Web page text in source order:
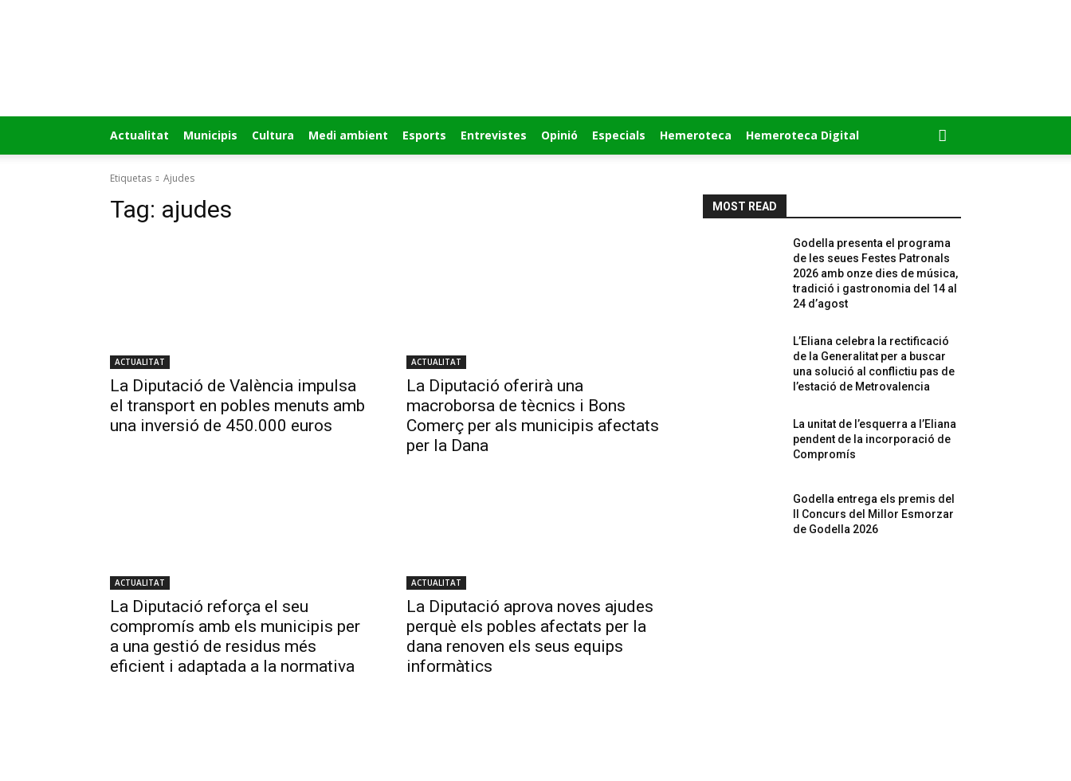
Actualitat Municipis Cultura Medi ambient Esports Entrevistes Opinió Especials Hemeroteca Hemeroteca Digital
Etiquetas Ajudes
Tag: ajudes
ACTUALITAT
La Diputació de València impulsa
el transport en pobles menuts amb
una inversió de 450.000 euros
ACTUALITAT
La Diputació oferirà una
macroborsa de tècnics i Bons
Comerç per als municipis afectats
per la Dana
ACTUALITAT
La Diputació reforça el seu
compromís amb els municipis per
a una gestió de residus més
eficient i adaptada a la normativa
ACTUALITAT
La Diputació aprova noves ajudes
perquè els pobles afectats per la
dana renoven els seus equips
informàtics
MOST READ
Godella presenta el programa
de les seues Festes Patronals
2026 amb onze dies de música,
tradició i gastronomia del 14 al
24 d’agost
L’Eliana celebra la rectificació
de la Generalitat per a buscar
una solució al conflictiu pas de
l’estació de Metrovalencia
La unitat de l’esquerra a l’Eliana
pendent de la incorporació de
Compromís
Godella entrega els premis del
II Concurs del Millor Esmorzar
de Godella 2026